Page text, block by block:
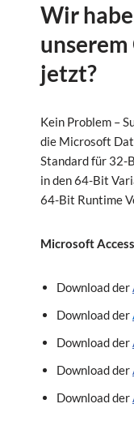
Wir
jetzt?
Kein Problem –
die Microsoft
Standard für 32-
in den 64-Bit
64-Bit Runtime
Microsoft
Download der
Download der
Download der
Download der
Download der